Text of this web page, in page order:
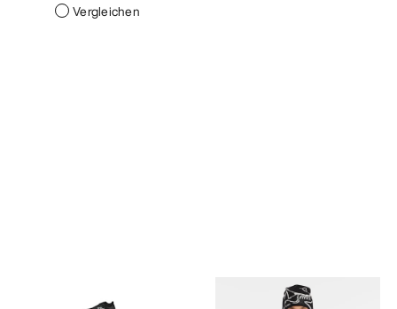
Vergleichen